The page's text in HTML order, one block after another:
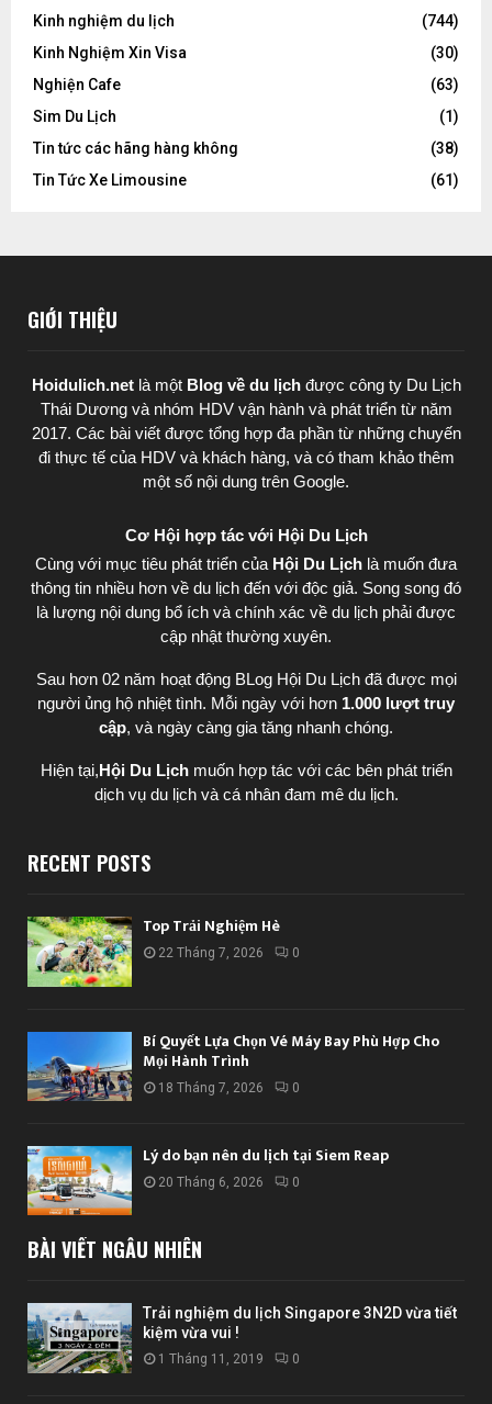
Kinh nghiệm du lịch
(744)
Kinh Nghiệm Xin Visa
(30)
Nghiện Cafe
(63)
Sim Du Lịch
(1)
Tin tức các hãng hàng không
(38)
Tin Tức Xe Limousine
(61)
GIỚI THIỆU
Hoidulich.net là một Blog về du lịchđược công ty Du Lịch
Thái Dươngvà nhóm HDV vận hành và phát triển từ năm
2017. Các bài viết được tổng hợp đa phần từ những chuyến
đi thực tế của HDV và khách hàng, và có tham khảo thêm
một số nội dung trên Google.
Cơ Hội hợp tác với Hội Du Lịch
Cùng với mục tiêu phát triển của Hội Du Lịch là muốn đưa
thông tin nhiều hơn về du lịch đến với độc giả. Song song đó
là lượng nội dung bổ ích và chính xác về du lịch phải được
cập nhật thường xuyên.
Sau hơn 02 năm hoạt động BLog Hội Du Lịch đã được mọi
người ủng hộ nhiệt tình. Mỗi ngày với hơn 1.000 lượt truy
cập, và ngày càng gia tăng nhanh chóng.
Hiện tại,Hội Du Lịch muốn hợp tác với các bên phát triển
dịch vụ du lịch và cá nhân đam mê du lịch.
RECENT POSTS
Top Trải Nghiệm Hè
22 Tháng 7, 2026 0
Bí Quyết Lựa Chọn Vé Máy Bay Phù Hợp Cho
Mọi Hành Trình
18 Tháng 7, 2026 0
Lý do bạn nên du lịch tại Siem Reap
20 Tháng 6, 2026 0
BÀI VIẾT NGẪU NHIÊN
Trải nghiệm du lịch Singapore 3N2D vừa tiết
kiệm vừa vui !
1 Tháng 11, 2019 0